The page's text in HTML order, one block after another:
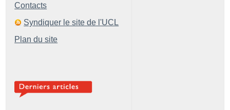
Contacts
Syndiquer le site de l'UCL
Plan du site